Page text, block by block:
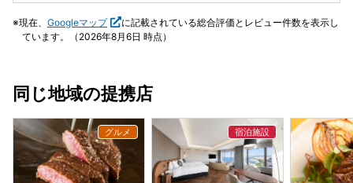
お店。 また誰かを連れて行きたくなる、そんな場所です。
ない品質とサービスだと思います。欲を言えば、子供がホル
モンや鶏皮が苦手なので他に代替できるといいなと思いまし
現在、 Googleマップ
に記載されている総合評価とレビュー件数を表示し
ています。（2026年8月6日 時点）
同じ地域の提携店